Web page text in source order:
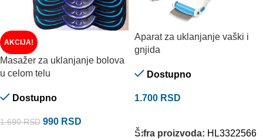
AKCIJA!
Masažer za uklanjanje bolova
u celom telu
Dostupno
1.690RSD 990 RSD
Aparat za uklanjanje vaški i
gnjida
Dostupno
1.700 RSD
Šifra proizvoda: HL3322566